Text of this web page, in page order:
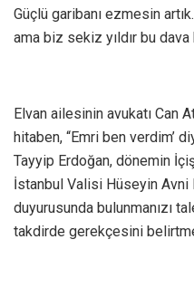
Güçlü garibanı ezmesin
ama biz sekiz yıldır bu
Elvan ailesinin avukatı Can
hitaben, “Emri ben verdim’
Tayyip Erdoğan, dönemin
İstanbul Valisi Hüseyin Avni
duyurusunda bulunmanızı
takdirde gerekçesini